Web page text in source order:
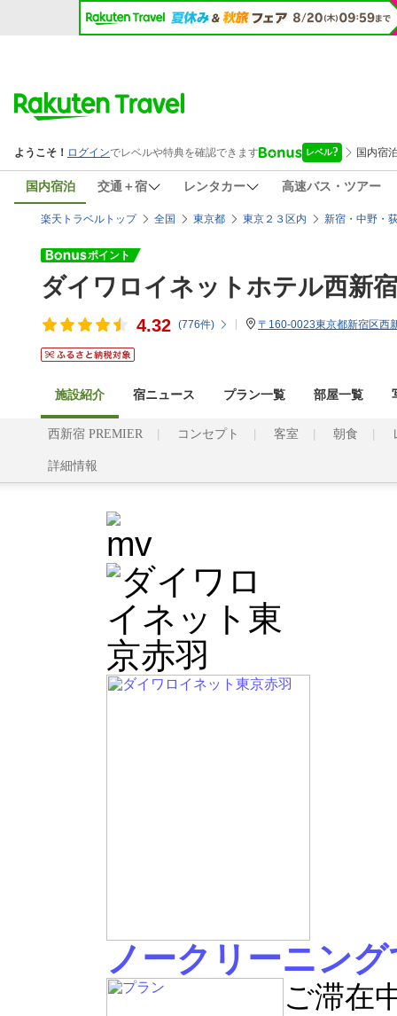
国内宿泊 交通＋宿 レンタカー 高速バス・ツアー
楽天トラベルトップ 全国 東京都 東京２３区内 新宿・中野・
ダイワロイネットホテル西新
4.32 (776件) 〒160-0023東京都新宿区西
施設紹介 宿ニュース プラン一覧 部屋一覧
西新宿 PREMIER コンセプト 客室 朝食
詳細情報
ノークリーニン
ご滞在